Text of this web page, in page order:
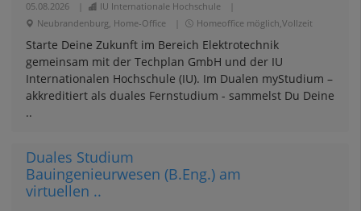
05.08.2026 IU Internationale Hochschule
Neubrandenburg, Home-Office
Homeoffice möglich,Vollzeit
Starte Deine Zukunft im Bereich Elektrotechnik
gemeinsam mit der Techplan GmbH und der IU
Internationalen Hochschule (IU). Im Dualen myStudium –
akkreditiert als duales Fernstudium - sammelst Du Deine
..
Duales Studium
Bauingenieurwesen (B.Eng.) am
virtuellen ..